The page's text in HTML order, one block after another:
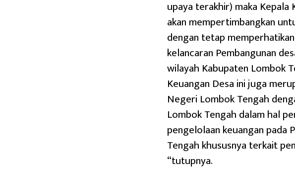
upaya terakhir) maka
akan mempertimbangkan
dengan tetap
kelancaran Pembangunan
wilayah Kabupaten Lombok
Keuangan Desa ini juga
Negeri Lombok Tengah
Lombok Tengah dalam hal
pengelolaan keuangan pada
Tengah khususnya terkait
“tutupnya.